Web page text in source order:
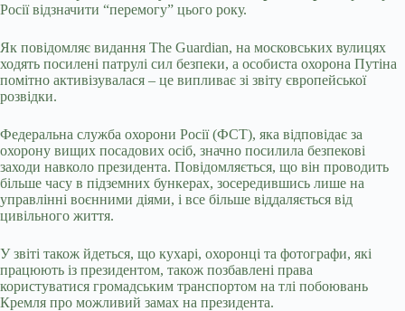
Росії відзначити “перемогу” цього року.
Як повідомляє видання The Guardian, на московських вулицях
ходять посилені патрулі сил безпеки, а особиста охорона Путіна
помітно активізувалася – це випливає зі звіту європейської
розвідки.
Федеральна служба охорони Росії (ФСТ), яка відповідає за
охорону вищих посадових осіб, значно посилила безпекові
заходи навколо президента. Повідомляється, що він проводить
більше часу в підземних бункерах, зосередившись лише на
управлінні воєнними діями, і все більше віддаляється від
цивільного життя.
У звіті також йдеться, що кухарі, охоронці та фотографи, які
працюють із президентом, також позбавлені права
користуватися громадським транспортом на тлі побоювань
Кремля про можливий замах на президента.